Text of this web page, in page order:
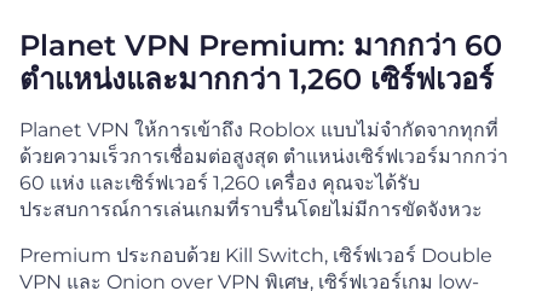
Planet VPN Premium: มากกว่า 60
ตำแหน่งและมากกว่า 1,260 เซิร์ฟเวอร์
Planet VPN ให้การเข้าถึง Roblox แบบไม่จำกัดจากทุกที่
ด้วยความเร็วการเชื่อมต่อสูงสุด ตำแหน่งเซิร์ฟเวอร์มากกว่า
60 แห่ง และเซิร์ฟเวอร์ 1,260 เครื่อง คุณจะได้รับ
ประสบการณ์การเล่นเกมที่ราบรื่นโดยไม่มีการขัดจังหวะ
Premium ประกอบด้วย Kill Switch, เซิร์ฟเวอร์ Double
VPN และ Onion over VPN พิเศษ, เซิร์ฟเวอร์เกม low-